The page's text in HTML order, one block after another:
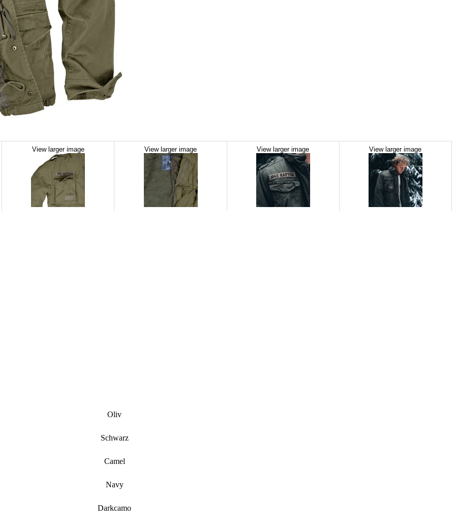
View larger image View larger image View larger image View larger image
Oliv
Schwarz
Camel
Navy
Darkcamo